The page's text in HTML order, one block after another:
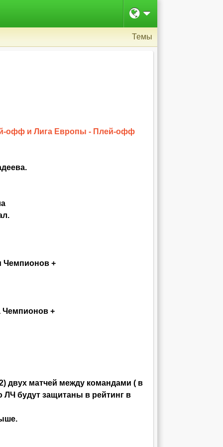
Темы
офф и Лига Европы - Плей-офф
Чемпионов +
Чемпионов +
двух матчей между командами ( в
будут защитаны в рейтинг в